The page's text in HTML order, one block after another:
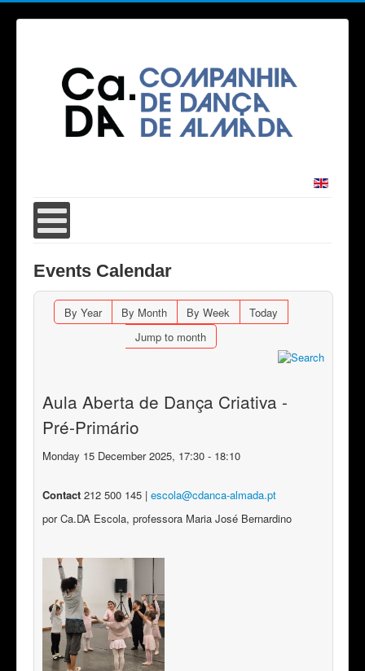
Events Calendar
By Year By Month By Week
Today
Jump to month
Aula Aberta de Dança Criativa -
Pré-Primário
Monday 15 December 2025, 17:30 - 18:10
Contact 212 500 145 | escola​@​cdanca-almada.pt
por Ca.DA Escola, professora Maria José Bernardino